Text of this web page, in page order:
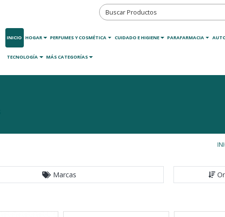
INICIO HOGAR PERFUMES Y COSMÉTICA CUIDADO E HIGIENE PARAFARMACIA
TECNOLOGÍA MÁS CATEGORÍAS
Marcas